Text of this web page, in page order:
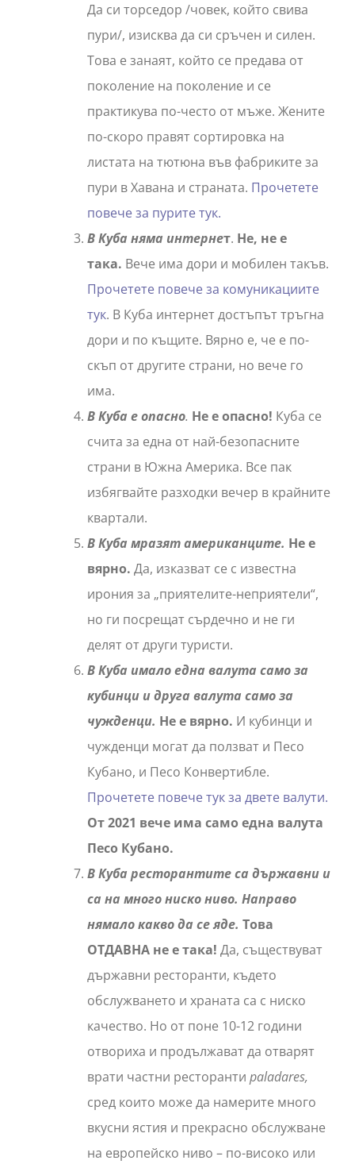
Да си торседор /човек, който свива
пури/, изисква да си сръчен и силен.
Това е занаят, който се предава от
поколение на поколение и се
практикува по-често от мъже. Жените
по-скоро правят сортировка на
листата на тютюна във фабриките за
пури в Хавана и страната. Прочетете
повече за пурите тук.
В Куба няма интернет. Не, не е
така. Вече има дори и мобилен такъв.
Прочетете повече за комуникациите
тук. В Куба интернет достъпът тръгна
дори и по къщите. Вярно е, че е по-
скъп от другите страни, но вече го
има.
В Куба е опасно. Не е опасно! Куба се
счита за една от най-безопасните
страни в Южна Америка. Все пак
избягвайте разходки вечер в крайните
квартали.
В Куба мразят американците. Не е
вярно. Да, изказват се с известна
ирония за „приятелите-неприятели“,
но ги посрещат сърдечно и не ги
делят от други туристи.
В Куба имало една валута само за
кубинци и друга валута само за
чужденци. Не е вярно. И кубинци и
чужденци могат да ползват и Песо
Кубано, и Песо Конвертибле.
Прочетете повече тук за двете валути.
От 2021 вече има само една валута
Песо Кубано.
В Куба ресторантите са държавни и
са на много ниско ниво. Направо
нямало какво да се яде. Това
ОТДАВНА не е така! Да, съществуват
държавни ресторанти, където
обслужването и храната са с ниско
качество. Но от поне 10-12 години
отвориха и продължават да отварят
врати частни ресторанти paladares,
сред които може да намерите много
вкусни ястия и прекрасно обслужване
на европейско ниво – по-високо или